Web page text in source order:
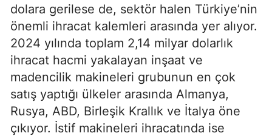
dolara gerilese de, sektör halen Türkiye’nin
önemli ihracat kalemleri arasında yer alıyor.
2024 yılında toplam 2,14 milyar dolarlık
ihracat hacmi yakalayan inşaat ve
madencilik makineleri grubunun en çok
satış yaptığı ülkeler arasında Almanya,
Rusya, ABD, Birleşik Krallık ve İtalya öne
çıkıyor. İstif makineleri ihracatında ise